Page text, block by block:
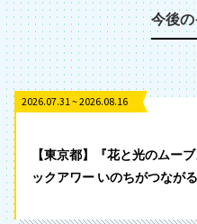
今後
2026.07.31 ~ 2026.08.16
【東京都】『花と光のムー
ックアワー いのちがつなが